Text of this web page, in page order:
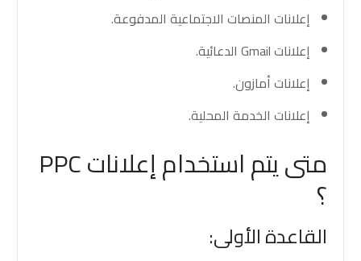
إعلانات المنصات الاجتماعية المدفوعة.
إعلانات Gmail الدعائية.
إعلانات أمازون.
إعلانات الخدمة المحلية.
متى يتم استخدام إعلانات PPC
؟
القاعدة الأولى: